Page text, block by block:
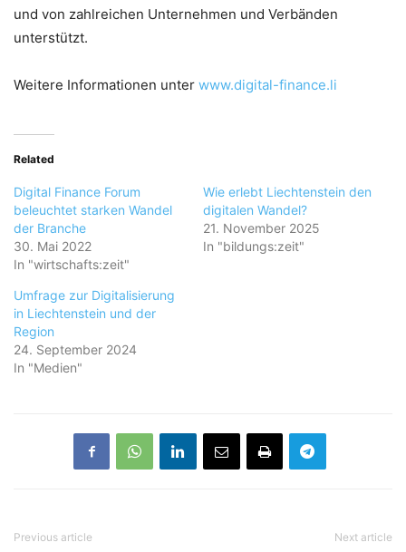
und von zahlreichen Unternehmen und Verbänden
unterstützt.
Weitere Informationen unter www.digital-finance.li
Related
Digital Finance Forum
beleuchtet starken Wandel
der Branche
30. Mai 2022
In "wirtschafts:zeit"
Wie erlebt Liechtenstein den
digitalen Wandel?
21. November 2025
In "bildungs:zeit"
Umfrage zur Digitalisierung
in Liechtenstein und der
Region
24. September 2024
In "Medien"
Previous article Next article